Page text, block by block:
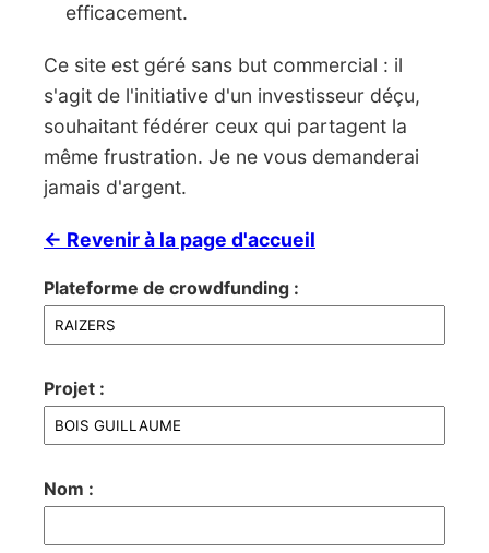
efficacement.
Ce site est géré sans but commercial : il
s'agit de l'initiative d'un investisseur déçu,
souhaitant fédérer ceux qui partagent la
même frustration. Je ne vous demanderai
jamais d'argent.
← Revenir à la page d'accueil
Plateforme de crowdfunding :
Projet :
Nom :